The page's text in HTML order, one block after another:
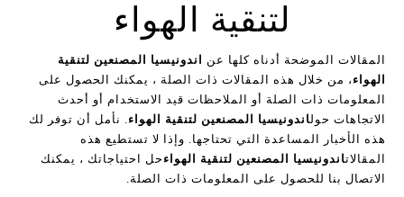
لتنقية الهواء
المقالات الموضحة أدناه كلها عن
اندونيسيا المصنعين لتنقية
الهواء ، من خلال هذه المقالات ذات الصلة ، يمكنك الحصول على
المعلومات ذات الصلة أو الملاحظات قيد الاستخدام أو أحدث
الاتجاهات حولاندونيسيا المصنعين لتنقية الهواء. نأمل أن توفر لك
هذه الأخبار المساعدة التي تحتاجها. وإذا لا تستطيع هذه
المقالاتاندونيسيا المصنعين لتنقية الهواء حل احتياجاتك ، يمكنك
الاتصال بنا للحصول على المعلومات ذات الصلة.